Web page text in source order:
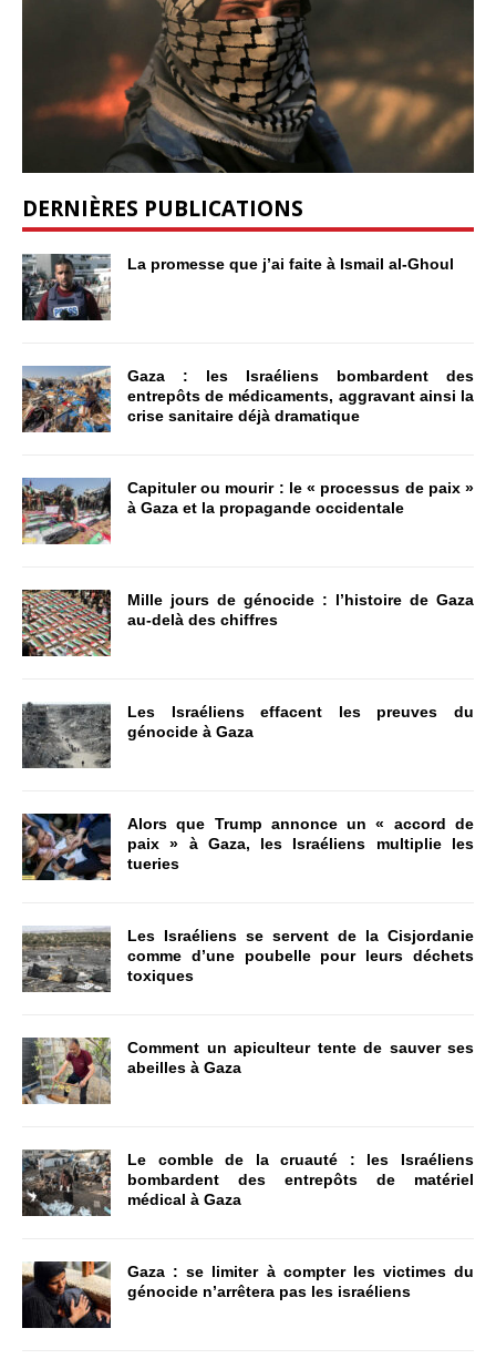
DERNIÈRES PUBLICATIONS
La promesse que j’ai faite à Ismail al-Ghoul
Gaza : les Israéliens bombardent des
entrepôts de médicaments, aggravant ainsi la
crise sanitaire déjà dramatique
Capituler ou mourir : le « processus de paix »
à Gaza et la propagande occidentale
Mille jours de génocide : l’histoire de Gaza
au-delà des chiffres
Les Israéliens effacent les preuves du
génocide à Gaza
Alors que Trump annonce un « accord de
paix » à Gaza, les Israéliens multiplie les
tueries
Les Israéliens se servent de la Cisjordanie
comme d’une poubelle pour leurs déchets
toxiques
Comment un apiculteur tente de sauver ses
abeilles à Gaza
Le comble de la cruauté : les Israéliens
bombardent des entrepôts de matériel
médical à Gaza
Gaza : se limiter à compter les victimes du
génocide n’arrêtera pas les israéliens